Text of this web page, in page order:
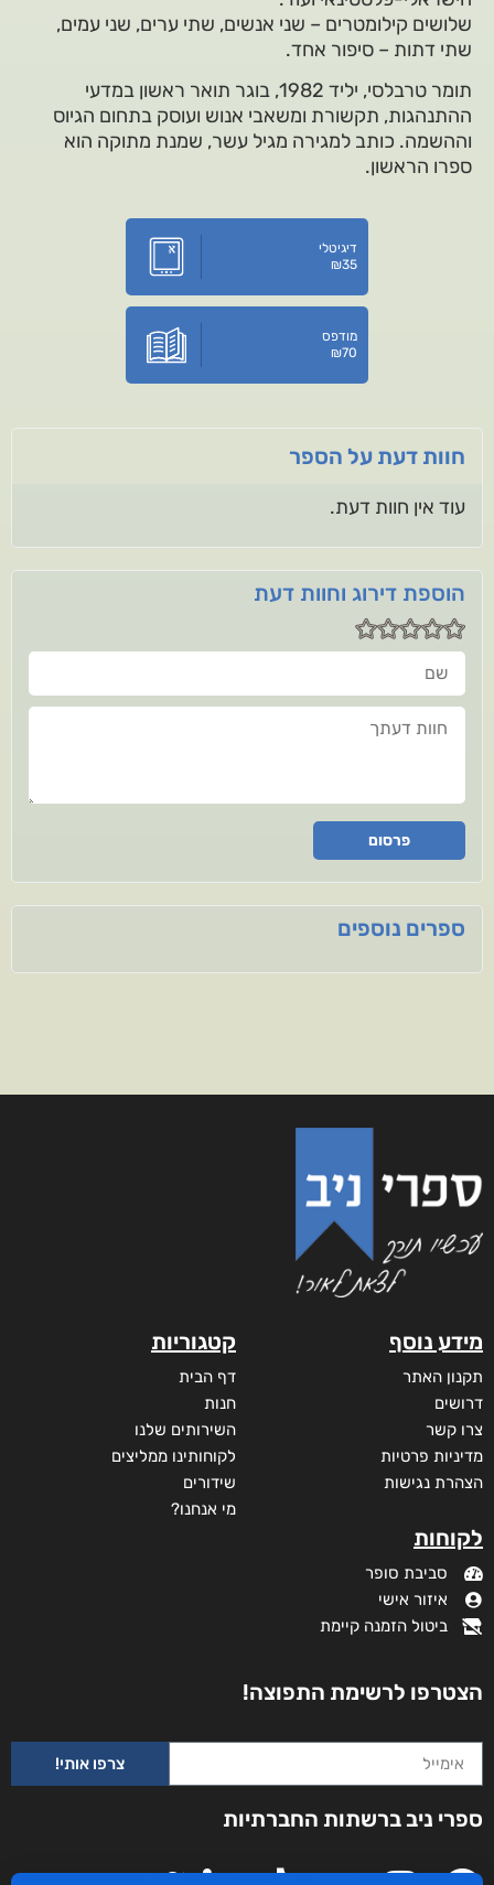
שלושים קילומטרים – שני אנשים, שתי ערים, שני עמים,
שתי דתות – סיפור אחד.
תומר טרבלסי, יליד 1982, בוגר תואר ראשון במדעי
ההתנהגות, תקשורת ומשאבי אנוש ועוסק בתחום הגיוס
וההשמה. כותב למגירה מגיל עשר, שמנת מתוקה הוא
ספרו הראשון.
דיגיטלי
₪35
מודפס
₪70
חוות דעת על הספר
עוד אין חוות דעת.
הוספת דירוג וחוות דעת
שם
חוות דעתך
פרסום
ספרים נוספים
מידע נוסף
תקנון האתר
דרושים
צרו קשר
מדיניות פרטיות
הצהרת נגישות
לקוחות
סביבת סופר
איזור אישי
ביטול הזמנה קיימת
קטגוריות
דף הבית
חנות
השירותים שלנו
לקוחותינו ממליצים
שידורים
מי אנחנו?
הצטרפו לרשימת התפוצה!
צרפו אותי!
ספרי ניב ברשתות החברתיות